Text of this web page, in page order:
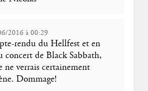
2016 à 00:29
rendu du Hellfest et en
concert de Black Sabbath,
ne verrais certainement
Dommage!